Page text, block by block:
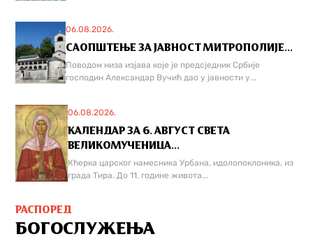
06.08.2026.
САОПШТЕЊЕ ЗА ЈАВНОСТ МИТРОПОЛИЈЕ...
Поводом низа изјава које је предсједник Србије
господин Александар Вучић дао у јавности у...
06.08.2026.
КАЛЕНДАР ЗА 6. АВГУСТ СВЕТА
ВЕЛИКОМУЧЕНИЦА...
Кћерка царског намесника Урбана, идолопоклоника, из
града Тира. До 11. године живота...
РАСПОРЕД
БОГОСЛУЖЕЊА